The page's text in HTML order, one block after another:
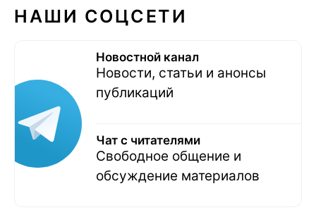
НАШИ СОЦСЕТИ
Новостной канал
Новости, статьи и анонсы
публикаций
Чат с читателями
Свободное общение и
обсуждение материалов